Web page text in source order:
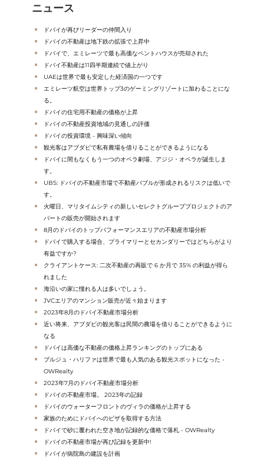
ニュース
ドバイが再びリーダーの仲間入り
ドバイの不動産は地下鉄の拡張で上昇中
ドバイで、エミレーツで最も高価なペントハウスが売却された
ドバイ不動産は11四半期連続で値上がり
UAEは世界で最も安定した経済国の一つです
エミレーツ航空は世界トップ3のゲーミングリゾートに加わることにな
る。
ドバイの住宅用不動産の価格が上昇
ドバイの不動産投資地域の見通しの評価
ドバイの投資環境 - 興味深い傾向
観光客はアブダビで私有農場を借りることができるようになる
ドバイに間もなくもう一つのオペラ劇場、アジジ・オペラが誕生しま
す。
UBS: ドバイの不動産市場で不動産バブルが形成されるリスクは低いで
す。
火曜日、マリタイムシティの新しいセレクトグループプロジェクトのア
パートの販売が開始されます
8月のドバイのトップパフォーマンスエリアの不動産市場分析
ドバイで購入する場合、プライマリーとセカンダリーではどちらがより
有益ですか?
クライアントケース: 二次不動産の再販で 6 か月で 35% の利益が得ら
れました
海沿いの家に憧れる人は多いでしょう。
JVCエリアのマンション販売が近々始まります
2023年8月のドバイ不動産市場分析
近い将来、アブダビの観光客は民間の農場を借りることができるように
なる
ドバイは高価な不動産の価格上昇ランキングのトップにある
ブルジュ・ハリファは世界で最も人気のある観光スポットになった -
OWRealty
2023年7月のドバイ不動産市場分析
ドバイの不動産市場。 2023年の記録
ドバイのウォーターフロントのヴィラの価格が上昇する
家族のためにドバイへのビザを取得する方法
ドバイで砂に覆われた空き地が記録的な価格で落札 - OWRealty
ドバイの不動産市場が再び記録を更新中!
ドバイが病院島の建設を計画